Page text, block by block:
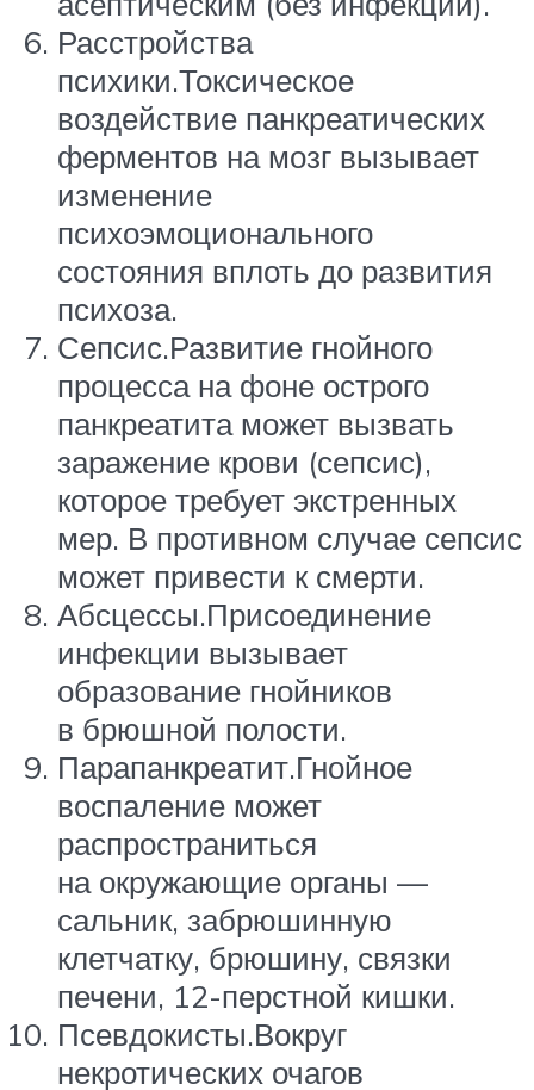
Расстройства
психики.Токсическое
воздействие панкреатических
ферментов на мозг вызывает
изменение
психоэмоционального
состояния вплоть до развития
психоза.
Сепсис.Развитие гнойного
процесса на фоне острого
панкреатита может вызвать
заражение крови (сепсис),
которое требует экстренных
мер. В противном случае сепсис
может привести к смерти.
Абсцессы.Присоединение
инфекции вызывает
образование гнойников
в брюшной полости.
Парапанкреатит.Гнойное
воспаление может
распространиться
на окружающие органы —
сальник, забрюшинную
клетчатку, брюшину, связки
печени, 12-перстной кишки.
Псевдокисты.Вокруг
некротических очагов